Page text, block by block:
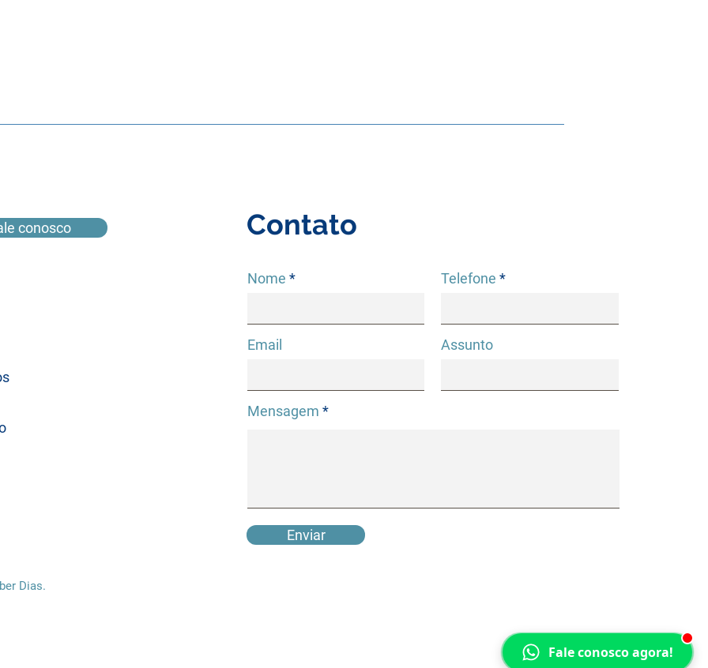
conosco
Dias.
Contato
Nome Telefone
Email Assunto
Mensagem
Enviar
Fale conosco agora!